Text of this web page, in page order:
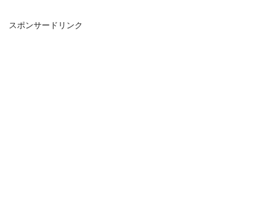
スポンサードリンク